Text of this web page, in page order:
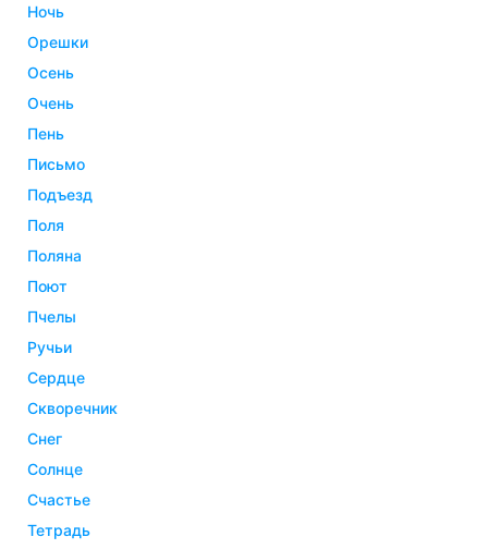
ночь
орешки
осень
очень
пень
письмо
подъезд
поля
поляна
поют
пчелы
ручьи
сердце
скворечник
снег
солнце
счастье
тетрадь